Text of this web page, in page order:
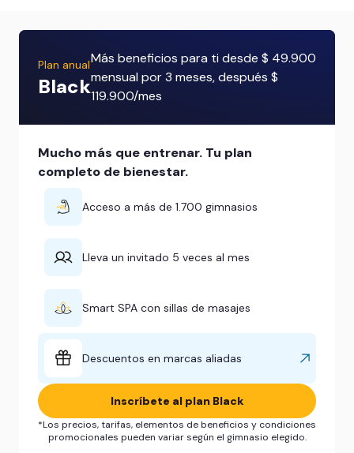
Plan anual
Black
Más beneficios para ti desde $ 49.900
mensual por 3 meses, después $
119.900/mes
Mucho más que entrenar. Tu plan
completo de bienestar.
Acceso a más de 1.700 gimnasios
Lleva un invitado 5 veces al mes
Smart SPA con sillas de masajes
Descuentos en marcas aliadas
Inscríbete al plan Black
*Los precios, tarifas, elementos de beneficios y condiciones
promocionales pueden variar según el gimnasio elegido.